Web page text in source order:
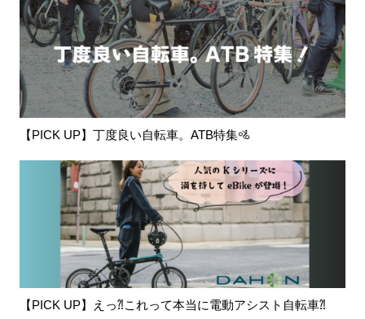
【PICK UP】丁度良い自転車。ATB特集🚵
【PICK UP】えっ⁈これって本当に電動アシスト自転車⁈